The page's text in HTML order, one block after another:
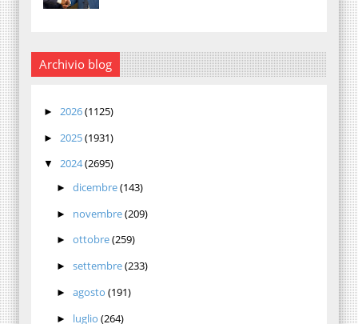
Archivio blog
► 2026(1125)
► 2025(1931)
▼ 2024(2695)
► dicembre(143)
► novembre(209)
► ottobre(259)
► settembre(233)
► agosto (191)
► luglio (264)